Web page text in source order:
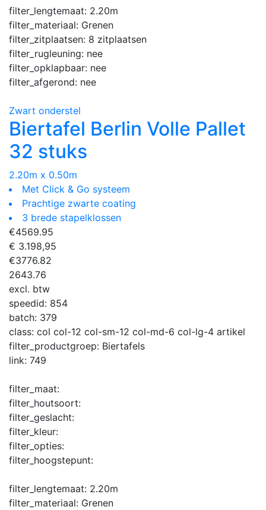
filter_lengtemaat: 2.20m
filter_materiaal: Grenen
filter_zitplaatsen: 8 zitplaatsen
filter_rugleuning: nee
filter_opklapbaar: nee
filter_afgerond: nee
Zwart onderstel
Biertafel Berlin Volle Pallet
32 stuks
2.20m x 0.50m
Met Click & Go systeem
Prachtige zwarte coating
3 brede stapelklossen
€4569.95
€ 3.198,95
€3776.82
2643.76
excl. btw
speedid: 854
batch: 379
class: col col-12 col-sm-12 col-md-6 col-lg-4 artikel
filter_productgroep: Biertafels
link: 749
filter_maat:
filter_houtsoort:
filter_geslacht:
filter_kleur:
filter_opties:
filter_hoogstepunt:
filter_lengtemaat: 2.20m
filter_materiaal: Grenen